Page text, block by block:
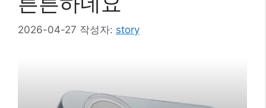
2026-04-27 작성자: story